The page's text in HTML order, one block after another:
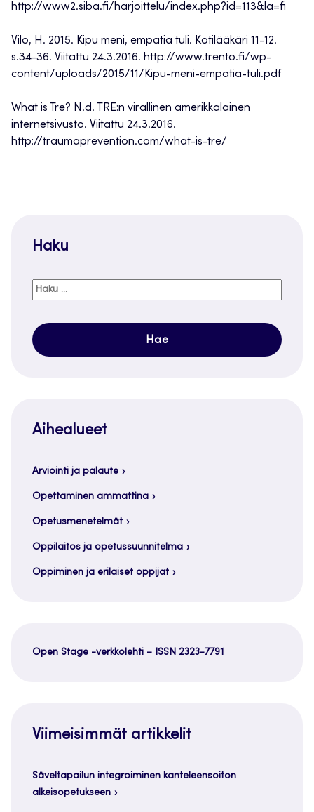
http://www2.siba.fi/harjoittelu/index.php?id=113&la=fi
Vilo, H. 2015. Kipu meni, empatia tuli. Kotilääkäri 11-12.
s.34-36. Viitattu 24.3.2016. http://www.trento.fi/wp-
content/uploads/2015/11/Kipu-meni-empatia-tuli.pdf
What is Tre? N.d. TRE:n virallinen amerikkalainen
internetsivusto. Viitattu 24.3.2016.
http://traumaprevention.com/what-is-tre/
Haku
Haku:
Aihealueet
Arviointi ja palaute
Opettaminen ammattina
Opetusmenetelmät
Oppilaitos ja opetussuunnitelma
Oppiminen ja erilaiset oppijat
Open Stage -verkkolehti – ISSN 2323-7791
Viimeisimmät artikkelit
Säveltapailun integroiminen kanteleensoiton
alkeisopetukseen